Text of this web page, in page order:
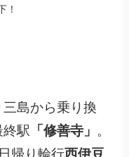
！
島から乗り換
終駅 「修善寺」 。
帰り輪行西伊豆